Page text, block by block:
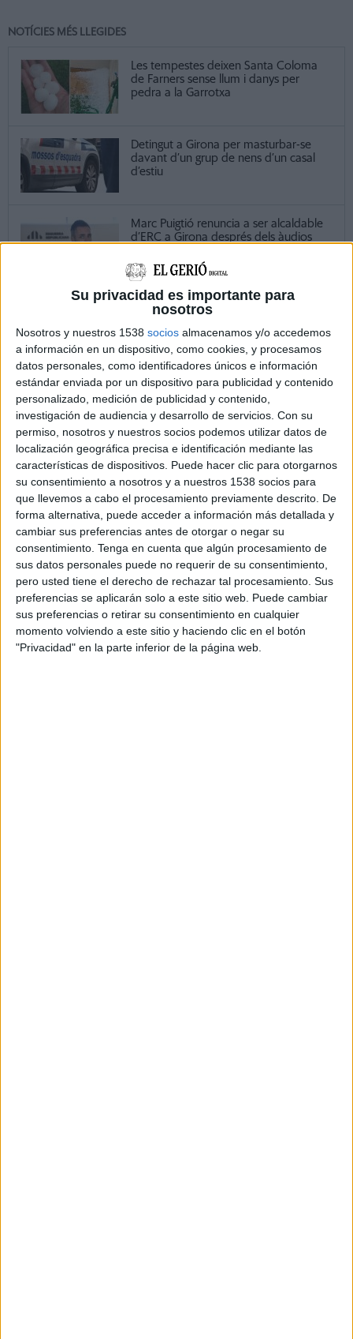
Su privacidad es importante para
nosotros
Nosotros y nuestros 1538 socios almacenamos y/o accedemos
a información en un dispositivo, como cookies, y procesamos
datos personales, como identificadores únicos e información
estándar enviada por un dispositivo para publicidad y contenido
personalizado, medición de publicidad y contenido,
investigación de audiencia y desarrollo de servicios. Con su
permiso, nosotros y nuestros socios podemos utilizar datos de
localización geográfica precisa e identificación mediante las
características de dispositivos. Puede hacer clic para otorgarnos
su consentimiento a nosotros y a nuestros 1538 socios para
que llevemos a cabo el procesamiento previamente descrito. De
forma alternativa, puede acceder a información más detallada y
cambiar sus preferencias antes de otorgar o negar su
consentimiento. Tenga en cuenta que algún procesamiento de
sus datos personales puede no requerir de su consentimiento,
pero usted tiene el derecho de rechazar tal procesamiento. Sus
preferencias se aplicarán solo a este sitio web. Puede cambiar
sus preferencias o retirar su consentimiento en cualquier
momento volviendo a este sitio y haciendo clic en el botón
"Privacidad" en la parte inferior de la página web.
NOTÍCIES MÉS LLEGIDES
Les tempestes deixen Santa Coloma
de Farners sense llum i danys per
pedra a la Garrotxa
Detingut a Girona per masturbar-se
davant d’un grup de nens d’un casal
d’estiu
Marc Puigtió renuncia a ser alcaldable
d’ERC a Girona després dels àudios
Detingut un jove per l'agressió sexual a
una casa de colònies el passat juny a
Palamós
DARRERES NOTÍCIES
Les tempestes deixen Santa Coloma
de Farners sense llum i danys per
pedra a la Garrotxa
SOS Costa Brava i Aturem C-32
demanen retirar el projecte fins a
Lloret i la dimissió de Paneque
L’ANC convoca una protesta davant la
comissaria de la Jonquera pel cas
denunciat pel diputat Isaac Padrós